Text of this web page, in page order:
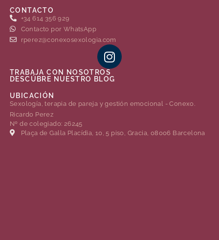
CONTACTO
+34 614 356 929
Contacto por WhatsApp
rperez@conexosexologia.com
TRABAJA CON NOSOTROS
DESCÚBRE NUESTRO BLOG
UBICACIÓN
Sexología, terapia de pareja y gestión emocional - Conexo.
Ricardo Perez
Nº de colegiado: 26245
Plaça de Gal·la Placídia, 10, 5 piso, Gracia, 08006 Barcelona